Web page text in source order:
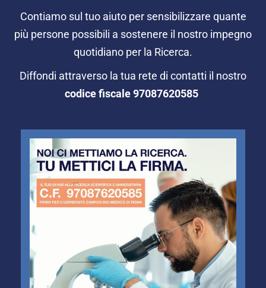
Contiamo sul tuo aiuto per sensibilizzare quante
più persone possibili a sostenere il nostro impegno
quotidiano per la Ricerca.
Diffondi attraverso la tua rete di contatti il nostro
codice fiscale97087620585.